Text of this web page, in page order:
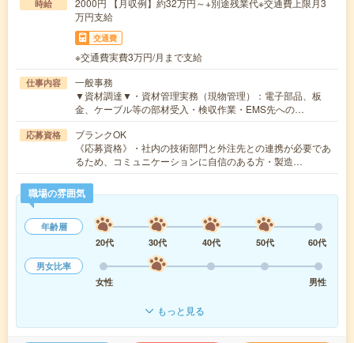
時給
2000円 【月収例】約32万円～+別途残業代※交通費上限月3
万円支給
交通費
※交通費実費3万円/月まで支給
仕事内容
一般事務
▼資材調達▼・資材管理実務（現物管理）：電子部品、板
金、ケーブル等の部材受入・検収作業・EMS先への…
応募資格
ブランクOK
《応募資格》・社内の技術部門と外注先との連携が必要であ
るため、コミュニケーションに自信のある方・製造…
職場の雰囲気
年齢層
20代
30代 40代 50代
60代
男女比率
女性
男性
もっと見る